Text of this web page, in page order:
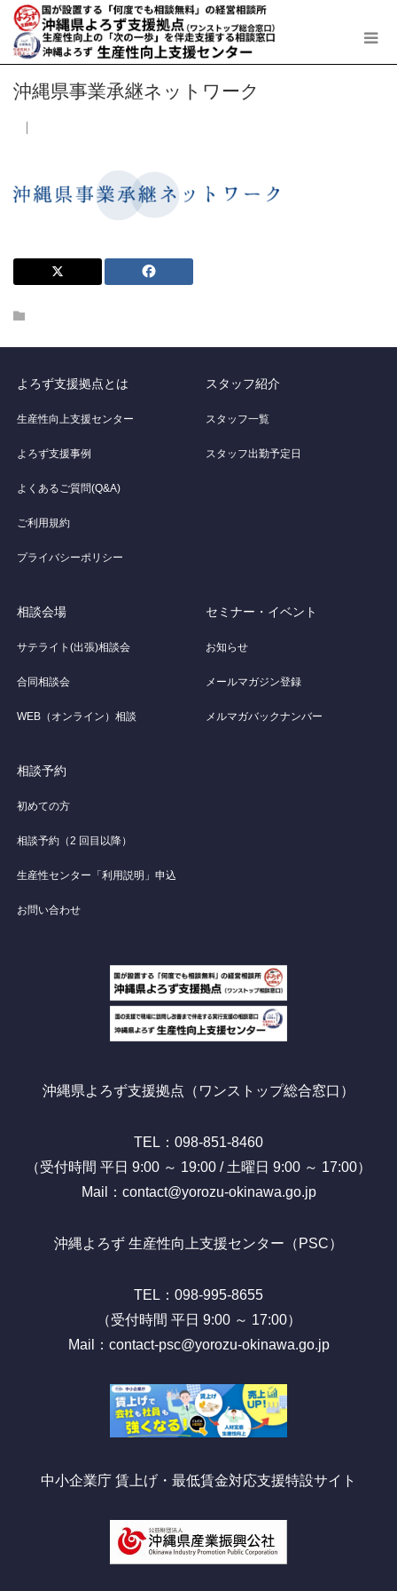
沖縄県事業承継ネットワーク
よろず支援拠点とは
生産性向上支援センター
よろず支援事例
よくあるご質問(Q&A)
ご利用規約
プライバシーポリシー
スタッフ紹介
スタッフ一覧
スタッフ出勤予定日
相談会場
サテライト(出張)相談会
合同相談会
WEB（オンライン）相談
セミナー・イベント
お知らせ
メールマガジン登録
メルマガバックナンバー
相談予約
初めての方
相談予約（2 回目以降）
生産性センター「利用説明」申込
お問い合わせ
沖縄県よろず支援拠点（ワンストップ総合窓口）
TEL：098-851-8460
（受付時間 平日 9:00 ～ 19:00 / 土曜日 9:00 ～ 17:00）
Mail：contact@yorozu-okinawa.go.jp
沖縄よろず 生産性向上支援センター（PSC）
TEL：098-995-8655
（受付時間 平日 9:00 ～ 17:00）
Mail：contact-psc@yorozu-okinawa.go.jp
中小企業庁 賃上げ・最低賃金対応支援特設サイト